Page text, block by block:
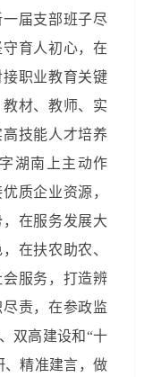
届支部班子尽
育人初心，在
职业教育关键
材、教师、实
技能人才培养
湖南上主动作
质企业资源，
在服务发展大
在扶农助农、
服务，打造辨
责，在参政监
双高建设和“十
、精准建言，做